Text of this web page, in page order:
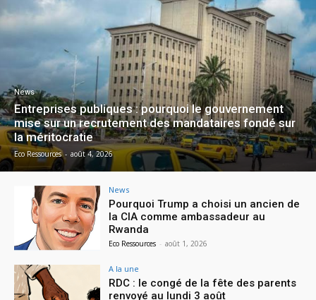
News
Entreprises publiques : pourquoi le gouvernement
mise sur un recrutement des mandataires fondé sur
la méritocratie
Eco Ressources - août 4, 2026
News
Pourquoi Trump a choisi un ancien de
la CIA comme ambassadeur au
Rwanda
Eco Ressources - août 1, 2026
A la une
RDC : le congé de la fête des parents
renvoyé au lundi 3 août